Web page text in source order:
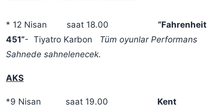
* 12 Nisan saat 18.00 “Fahrenheit
451”- Tiyatro Karbon Tüm oyunlar Performans
Sahnede sahnelenecek.
AKS
*9 Nisan saat 19.00 Kent